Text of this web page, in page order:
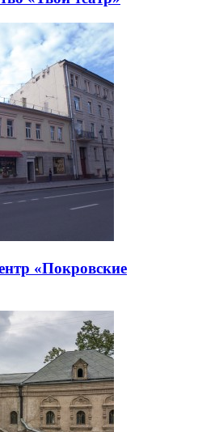
«Покровские